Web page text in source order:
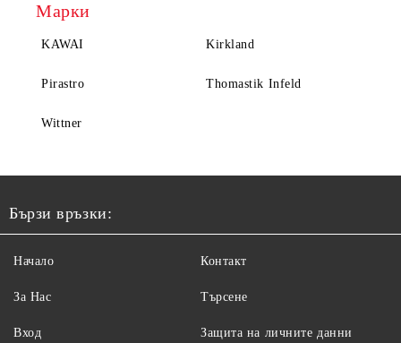
Марки
KAWAI Kirkland
Pirastro Thomastik Infeld
Wittner
Бързи връзки:
Начало
За Нас
Вход
Контакт
Търсене
Защита на личните данни